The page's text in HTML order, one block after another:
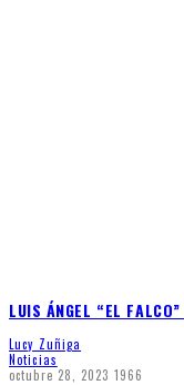
LUIS ÁNGEL “EL
Lucy Zuñiga
Noticias
octubre 28, 2023 1966